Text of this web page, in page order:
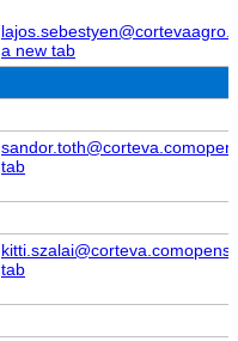
a new tab
sandor.toth@corteva.com
tab
kitti.szalai@corteva.comopens
tab